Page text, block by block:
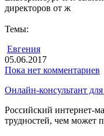
директоров от ж
Темы:
Евгения
05.06.2017
Пока нет комментариев
Онлайн-консультант
Российский интернет-
трудностей, чем может